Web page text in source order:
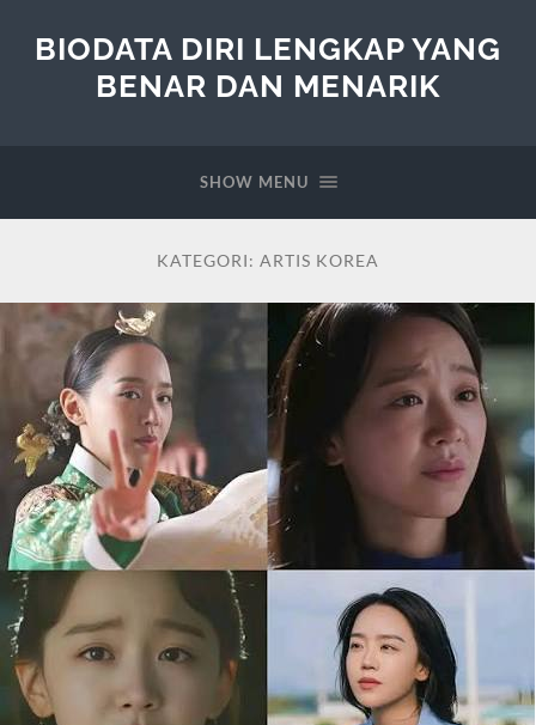
BIODATA DIRI LENGKAP YANG
BENAR DAN MENARIK
SHOW MENU
KATEGORI: ARTIS KOREA